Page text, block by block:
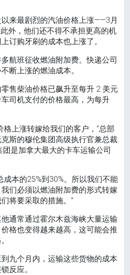
来最剧烈的汽油价格上涨——3月
外，他们还不得不承担更高的机
订购牙刷的成本也上涨了。
航班征收燃油附加费。快递公司
断上涨的燃油成本。
售柴油价格已飙升至每升 2 美元
司机支付的价格最高，为每升
格上涨转嫁给我们的客户，”总部
斯的穆伦集团高级执行官兼总裁
团是加拿大最大的卡车运输公司
成本的25%到30%。所以我们不能
们必须以燃油附加费的形式转嫁
将要采取的措施。”
通常通过霍尔木兹海峡大量运输
格也变得越来越高，这可能会推
九个月内，运输这些货物的成本
反应。